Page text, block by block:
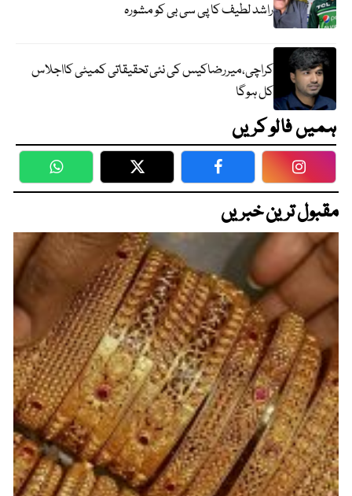
راشد لطیف کا پی سی بی کو مشورہ
کراچی،میررضاکیس کی نئی تحقیقاتی کمیٹی کااجلاس
کل ہوگا
ہمیں فالو کریں
WhatsApp Twitter Facebook
مقبول ترین خبریں